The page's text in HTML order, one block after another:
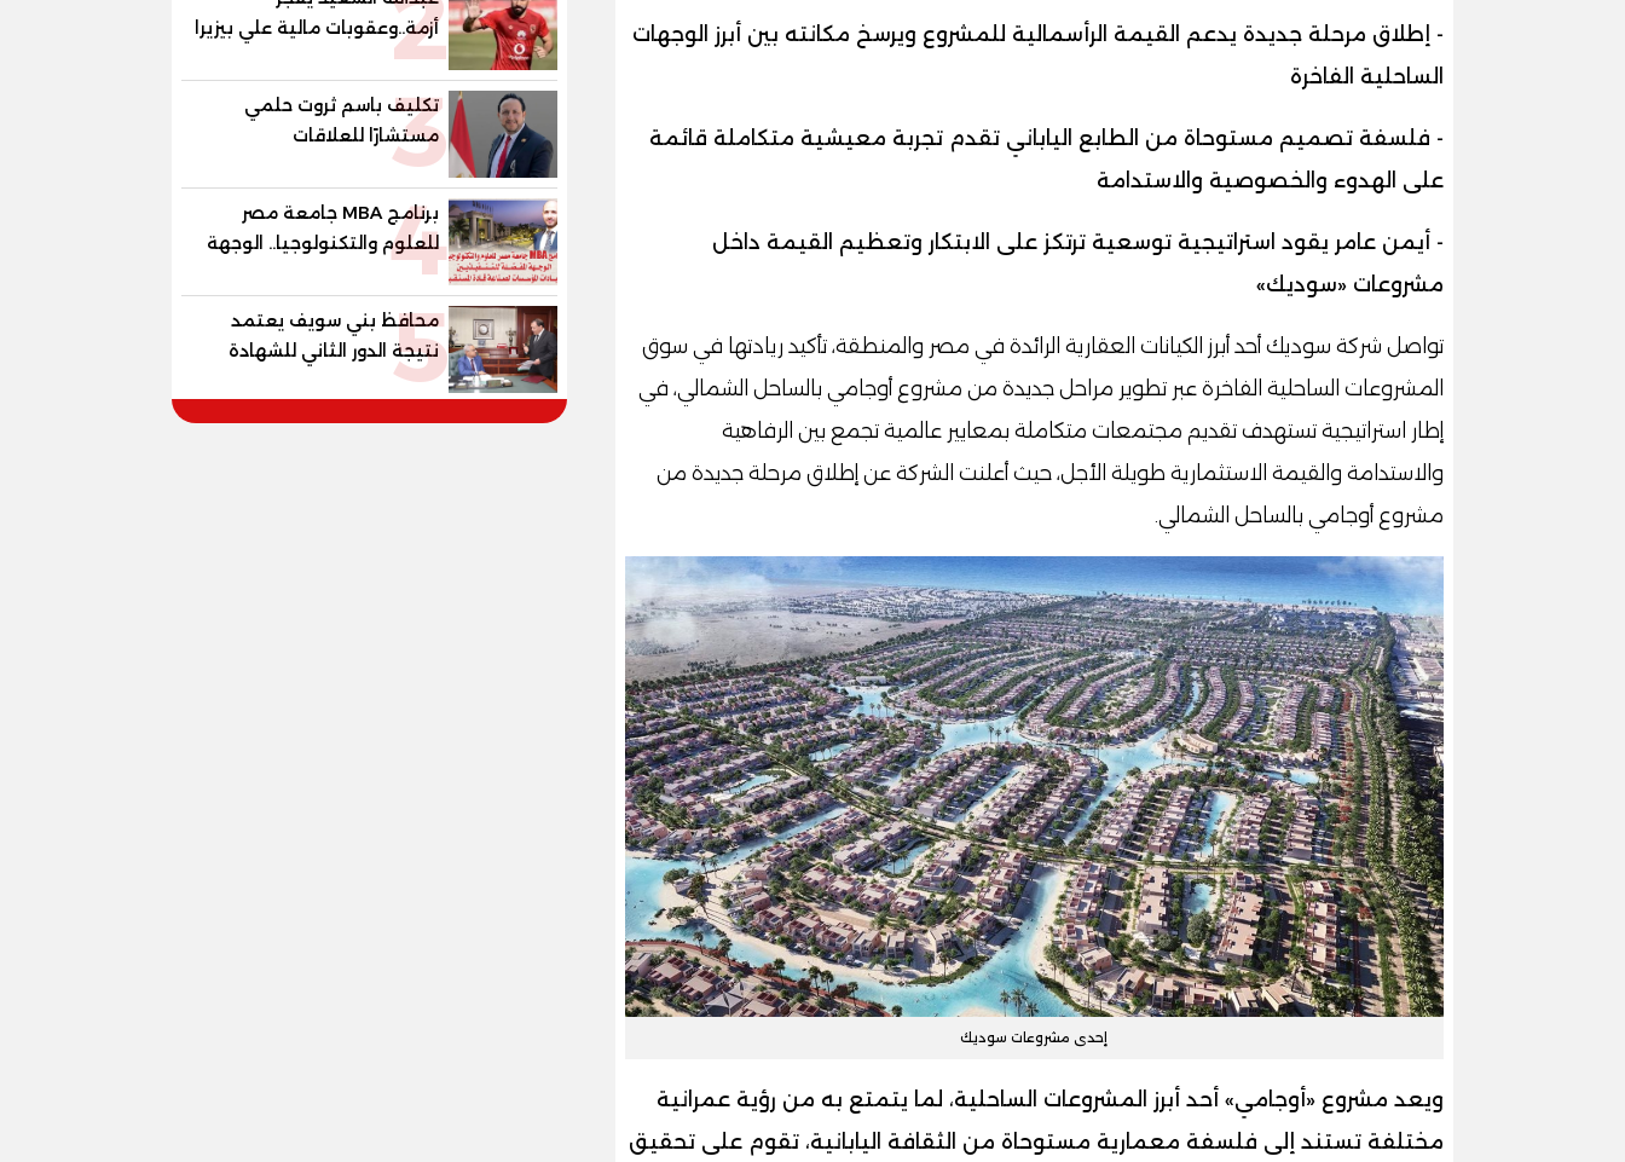
- إطلاق مرحلة جديدة يدعم القيمة الرأسمالية للمشروع ويرسخ مكانته بين أبرز الوجهات
الساحلية الفاخرة
- فلسفة تصميم مستوحاة من الطابع الياباني تقدم تجربة معيشية متكاملة قائمة
على الهدوء والخصوصية والاستدامة
- أيمن عامر يقود استراتيجية توسعية ترتكز على الابتكار وتعظيم القيمة داخل
مشروعات «سوديك»
تواصل شركة سوديك أحد أبرز الكيانات العقارية الرائدة في مصر والمنطقة، تأكيد ريادتها في سوق
المشروعات الساحلية الفاخرة عبر تطوير مراحل جديدة من مشروع أوجامي بالساحل الشمالي، في
إطار استراتيجية تستهدف تقديم مجتمعات متكاملة بمعايير عالمية تجمع بين الرفاهية
والاستدامة والقيمة الاستثمارية طويلة الأجل، حيث أعلنت الشركة عن إطلاق مرحلة جديدة من
مشروع أوجامي بالساحل الشمالي.
إحدى مشروعات سوديك
ويعد مشروع «أوجامي» أحد أبرز المشروعات الساحلية، لما يتمتع به من رؤية عمرانية
مختلفة تستند إلى فلسفة معمارية مستوحاة من الثقافة اليابانية، تقوم على تحقيق
2
أزمة..وعقوبات مالية علي بيزيرا
وبانزا
3
تكليف باسم ثروت حلمي
مستشارًا للعلاقات
الدبلوماسية وعضوًا بالهيئة
الاستشارية العليا لمنظمة
«جاد جمينت يوإن»
4
برنامج MBA جامعة مصر
للعلوم والتكنولوجيا.. الوجهة
المفضلة للتنفيذيين وقيادات
المؤسسات لصناعة قادة
المستقبل
5
محافظ بني سويف يعتمد
نتيجة الدور الثاني للشهادة
الإعدادية العامة بنسبة